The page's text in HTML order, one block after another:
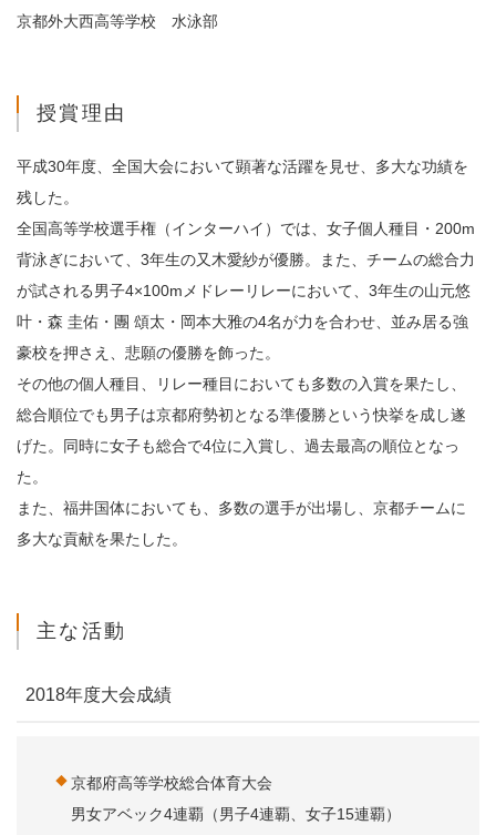
京都外大西高等学校 水泳部
授賞理由
平成30年度、全国大会において顕著な活躍を見せ、多大な功績を
残した。
全国高等学校選手権（インターハイ）では、女子個人種目・200m
背泳ぎにおいて、3年生の又木愛紗が優勝。また、チームの総合力
が試される男子4×100mメドレーリレーにおいて、3年生の山元悠
叶・森 圭佑・團 頌太・岡本大雅の4名が力を合わせ、並み居る強
豪校を押さえ、悲願の優勝を飾った。
その他の個人種目、リレー種目においても多数の入賞を果たし、
総合順位でも男子は京都府勢初となる準優勝という快挙を成し遂
げた。同時に女子も総合で4位に入賞し、過去最高の順位となっ
た。
また、福井国体においても、多数の選手が出場し、京都チームに
多大な貢献を果たした。
主な活動
2018年度大会成績
京都府高等学校総合体育大会
男女アベック4連覇（男子4連覇、女子15連覇）